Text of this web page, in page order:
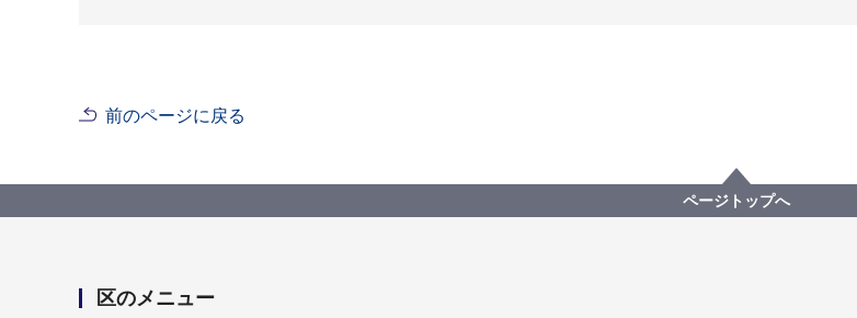
前のページに戻る
ページトップへ
区のメニュー